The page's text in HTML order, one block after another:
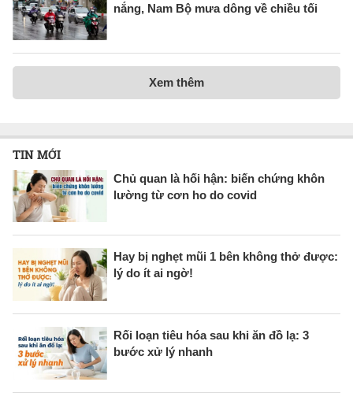
nắng, Nam Bộ mưa dông về chiều tối
Xem thêm
TIN MỚI
Chủ quan là hối hận: biến chứng khôn
lường từ cơn ho do covid
Hay bị nghẹt mũi 1 bên không thở được:
lý do ít ai ngờ!
Rối loạn tiêu hóa sau khi ăn đồ lạ: 3
bước xử lý nhanh